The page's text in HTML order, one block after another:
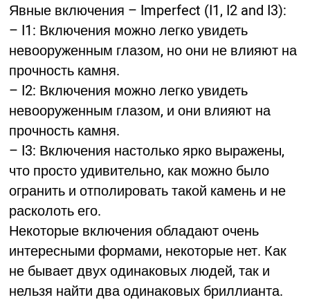
Явные включения – Imperfect (I1, I2 and I3):
– I1: Включения можно легко увидеть
невооруженным глазом, но они не влияют на
прочность камня.
– I2: Включения можно легко увидеть
невооруженным глазом, и они влияют на
прочность камня.
– I3: Включения настолько ярко выражены,
что просто удивительно, как можно было
огранить и отполировать такой камень и не
расколоть его.
Некоторые включения обладают очень
интересными формами, некоторые нет. Как
не бывает двух одинаковых людей, так и
нельзя найти два одинаковых бриллианта.